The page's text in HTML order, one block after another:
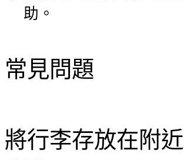
助。
常見問題
將行李存放在附